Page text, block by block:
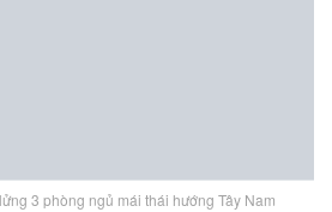
lửng 3 phòng ngủ mái thái hướng Tây Nam